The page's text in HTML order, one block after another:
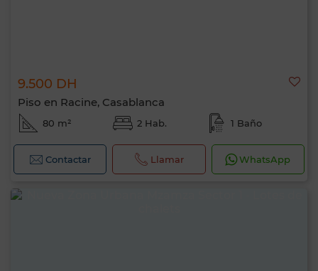
9.500 DH
Piso en Racine, Casablanca
80 m² 2 Hab. 1 Baño
Contactar Llamar WhatsApp